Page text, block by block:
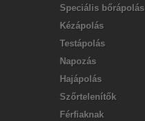
Speciális bőrápolás
Kézápolás
Testápolás
Napozás
Hajápolás
Szőrtelenítők
Férfiaknak